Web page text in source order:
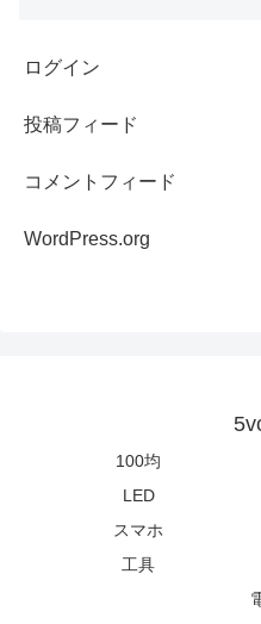
ログイン
投稿フィード
コメントフィード
WordPress.org
100均
LED
スマホ
工具